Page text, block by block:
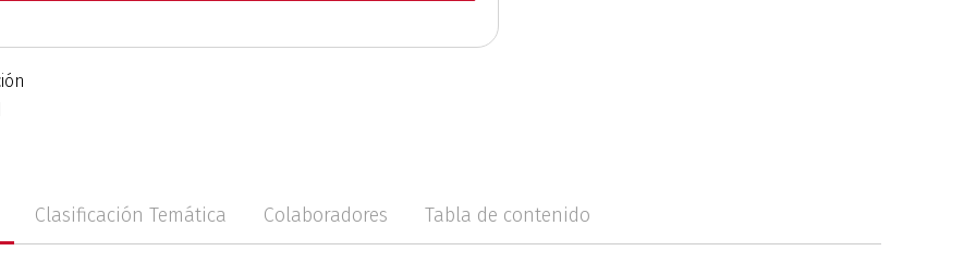
Patrimonio
Periodismo
Clasificación Temática Colaboradores Tabla de contenido